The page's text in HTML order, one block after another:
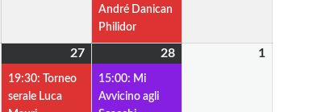
André Danican
Philidor
Febbraio
2026
27
Febbraio
2026
evento)
19:30: Torneo
serale Luca
28
15:00: Mi
Avvicino agli
1